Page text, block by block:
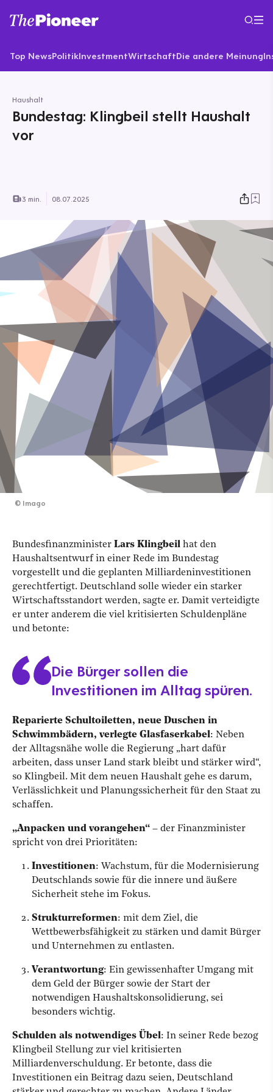
Top NewsPolitikInvestmentWirtschaftDie andere Meinung
Haushalt
Bundestag: Klingbeil stellt Haushalt
vor
3 min. 08.07.2025
© Imago
Bundesfinanzminister Lars Klingbeil hat den
Haushaltsentwurf in einer Rede im Bundestag
vorgestellt und die geplanten Milliardeninvestitionen
gerechtfertigt. Deutschland solle wieder ein starker
Wirtschaftsstandort werden, sagte er. Damit verteidigte
er unter anderem die viel kritisierten Schuldenpläne
und betonte:
Die Bürger sollen die
Investitionen im Alltag spüren.
Reparierte Schultoiletten, neue Duschen in
Schwimmbädern, verlegte Glasfaserkabel: Neben
der Alltagsnähe wolle die Regierung „hart dafür
arbeiten, dass unser Land stark bleibt und stärker wird“,
so Klingbeil. Mit dem neuen Haushalt gehe es darum,
Verlässlichkeit und Planungssicherheit für den Staat zu
schaffen.
„Anpacken und vorangehen“ – der Finanzminister
spricht von drei Prioritäten:
Investitionen: Wachstum, für die Modernisierung
Deutschlands sowie für die innere und äußere
Sicherheit stehe im Fokus.
Strukturreformen: mit dem Ziel, die
Wettbewerbsfähigkeit zu stärken und damit Bürger
und Unternehmen zu entlasten.
Verantwortung: Ein gewissenhafter Umgang mit
dem Geld der Bürger sowie der Start der
notwendigen Haushaltskonsolidierung, sei
besonders wichtig.
Schulden als notwendiges Übel: In seiner Rede bezog
Klingbeil Stellung zur viel kritisierten
Milliardenverschuldung. Er betonte, dass die
Investitionen ein Beitrag dazu seien, Deutschland